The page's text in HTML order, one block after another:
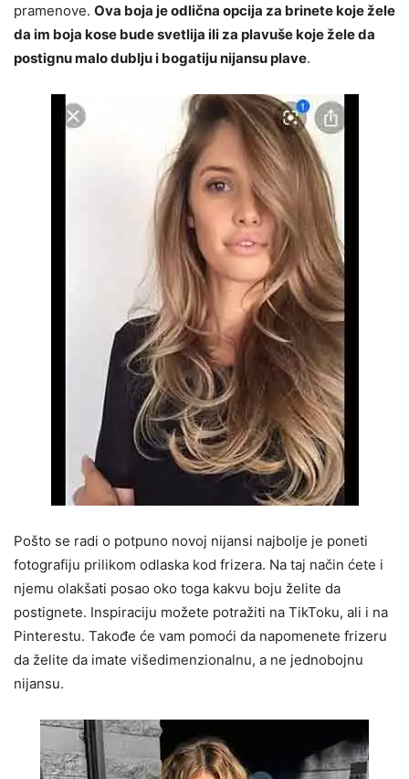
pramenove. Ova boja je odlična opcija za brinete koje žele
da im boja kose bude svetlija ili za plavuše koje žele da
postignu malo dublju i bogatiju nijansu plave.
Pošto se radi o potpuno novoj nijansi najbolje je poneti
fotografiju prilikom odlaska kod frizera. Na taj način ćete i
njemu olakšati posao oko toga kakvu boju želite da
postignete. Inspiraciju možete potražiti na TikToku, ali i na
Pinterestu. Takođe će vam pomoći da napomenete frizeru
da želite da imate višedimenzionalnu, a ne jednobojnu
nijansu.